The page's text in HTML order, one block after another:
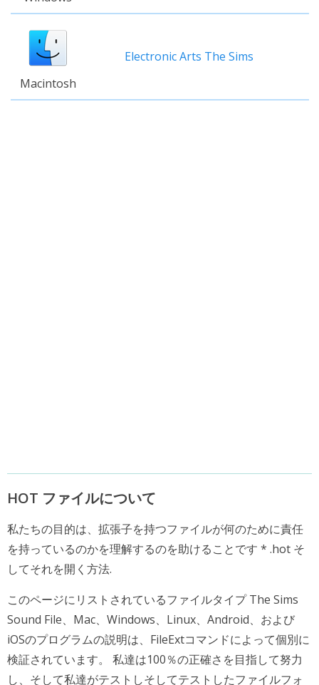
Macintosh
Electronic Arts The Sims
HOT ファイルについて
私たちの目的は、拡張子を持つファイルが何のために責任
を持っているのかを理解するのを助けることです * .hot そ
してそれを開く方法.
このページにリストされているファイルタイプ The Sims
Sound File、Mac、Windows、Linux、Android、および
iOSのプログラムの説明は、FileExtコマンドによって個別に
検証されています。 私達は100％の正確さを目指して努力
し、そして私達がテストしそしてテストしたファイルフォ